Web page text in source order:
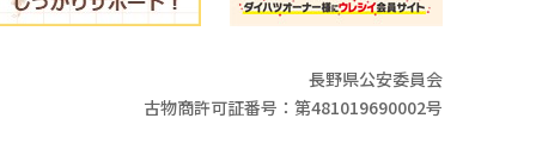
長野県公安委員会
古物商許可証番号：第481019690002号